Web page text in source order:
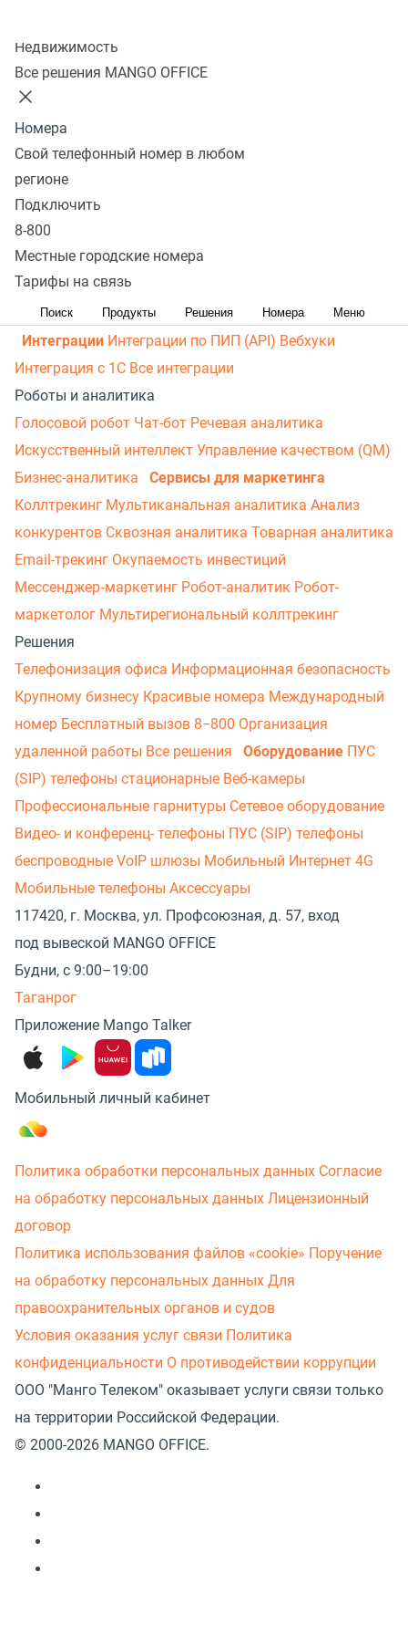
Недвижимость
Все решения MANGO OFFICE
Номера
Свой телефонный номер в любом
регионе
Подключить
8-800
Местные городские номера
Тарифы на связь
Поиск Продукты Решения Номера Меню
Интеграция с ОПДкРК
АвтосекретарьОбратный звонок с сайта
возможности ВАТС
Контакт-центр
Омниканальный контакт-центрИсходящий обзвон
Омниканальные коммуникации
персоналом
отчетов
ресурсамиБаза знанийУправление сделками
(API) для УВК (CRM)
эффективности работы
Все возможности колл-центра
Интеграции Интеграции по ПИП (API) Вебхуки
Интеграция с 1С Все интеграции
Роботы и аналитика
Голосовой робот Чат-бот Речевая аналитика
Искусственный интеллект Управление качеством (QM)
Бизнес-аналитика
Сервисы для маркетинга
Коллтрекинг Мультиканальная аналитика Анализ
конкурентов Сквозная аналитика Товарная аналитика
Email-трекинг Окупаемость инвестиций
Мессенджер‑маркетинг Робот-аналитик Робот-
маркетолог Мультирегиональный коллтрекинг
Решения
Телефонизация офиса Информационная безопасность
Крупному бизнесу Красивые номера Международный
номер Бесплатный вызов 8−800 Организация
удаленной работы Все решения Оборудование ПУС
(SIP) телефоны стационарные Веб-камеры
Профессиональные гарнитуры Сетевое оборудование
Видео- и конференц- телефоны ПУС (SIP) телефоны
беспроводные VoIP шлюзы Мобильный Интернет 4G
Мобильные телефоны Аксессуары
117420, г. Москва, ул. Профсоюзная, д. 57, вход
под вывеской MANGO OFFICE
Будни, с 9:00–19:00
Таганрог
Приложение Mango Talker
Мобильный личный кабинет
Политика обработки персональных данных Согласие
на обработку персональных данных Лицензионный
договор
Политика использования файлов «cookie» Поручение
на обработку персональных данных Для
правоохранительных органов и судов
Условия оказания услуг связи Политика
конфиденциальности О противодействии коррупции
ООО "Манго Телеком" оказывает услуги связи только
на территории Российской Федерации.
© 2000-2026 MANGO OFFICE.